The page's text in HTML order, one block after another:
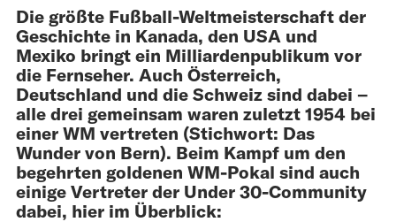
Die größte Fußball-Weltmeisterschaft der
Geschichte in Kanada, den USA und
Mexiko bringt ein Milliardenpublikum vor
die Fernseher. Auch Österreich,
Deutschland und die Schweiz sind dabei –
alle drei gemeinsam waren zuletzt 1954 bei
einer WM vertreten (Stichwort: Das
Wunder von Bern). Beim Kampf um den
begehrten goldenen WM-Pokal sind auch
einige Vertreter der Under 30-Community
dabei, hier im Überblick: